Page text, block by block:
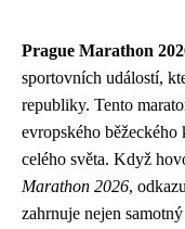
Prague Marathon
sportovních událostí,
republiky. Tento
evropského běžeckého
celého světa. Když
Marathon 2026,
zahrnuje nejen